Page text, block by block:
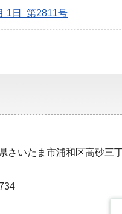
1日 第2811号
さいたま市浦和区高砂三